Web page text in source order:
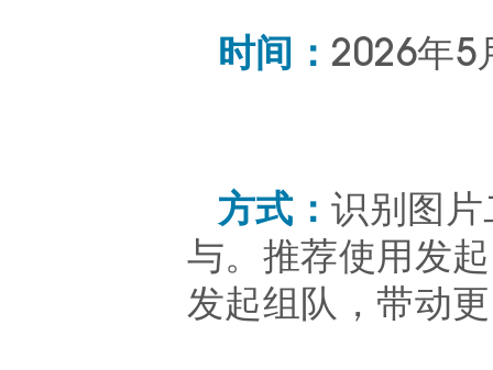
时间： 2026年5
方式：识别图
与。推荐使用发起
发起组队，带动